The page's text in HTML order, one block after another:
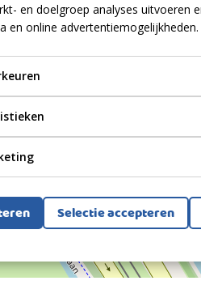
en doelgroep analyses uitvoeren
en online advertentiemogelijkheden.
Selectie accepteren